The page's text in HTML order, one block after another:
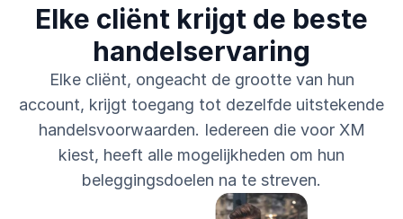
Elke cliënt krijgt de beste
handelservaring
Elke cliënt, ongeacht de grootte van hun
account, krijgt toegang tot dezelfde uitstekende
handelsvoorwaarden. Iedereen die voor XM
kiest, heeft alle mogelijkheden om hun
beleggingsdoelen na te streven.